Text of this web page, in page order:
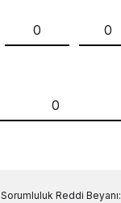
0 0
0
Sorumluluk Reddi Beyanı: